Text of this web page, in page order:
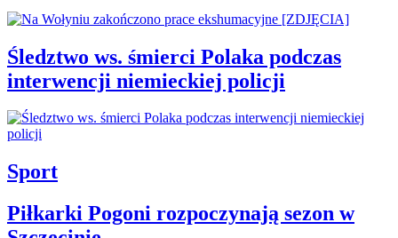
Śledztwo ws. śmierci Polaka podczas
interwencji niemieckiej policji
Sport
Piłkarki Pogoni rozpoczynają sezon w